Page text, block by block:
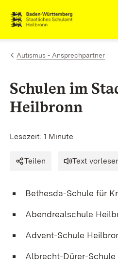
Zum Inhalt springen
Link zur Startseite
Autismus - Ansprechpartner
Schulen im
Heilbronn
Lesezeit: 1 Minute
Teilen Text
Bethesda-Schule für
Abendrealschule
Advent-Schule
Albrecht-Dürer-